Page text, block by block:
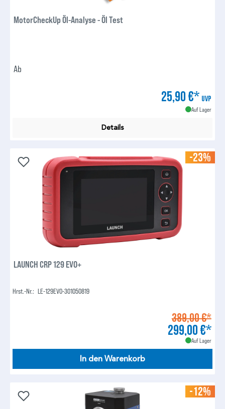
MotorCheckUp Öl-Analyse - Öl Test
Ab
25,90 €* UVP
Auf Lager
Details
-23%
LAUNCH CRP 129 EVO+
Hrst.-Nr.: LE-129EVO-301050819
389,00 €*
299,00 €*
Auf Lager
In den Warenkorb
-12%